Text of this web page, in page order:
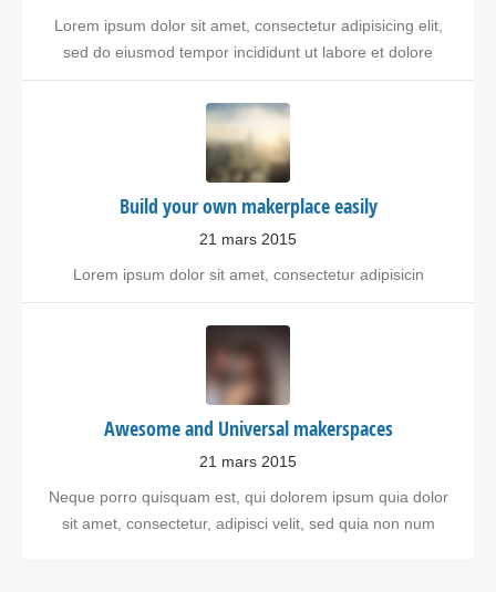
Lorem ipsum dolor sit amet, consectetur adipisicing elit,
sed do eiusmod tempor incididunt ut labore et dolore
Build your own makerplace easily
21 mars 2015
Lorem ipsum dolor sit amet, consectetur adipisicin
Awesome and Universal makerspaces
21 mars 2015
Neque porro quisquam est, qui dolorem ipsum quia dolor
sit amet, consectetur, adipisci velit, sed quia non num